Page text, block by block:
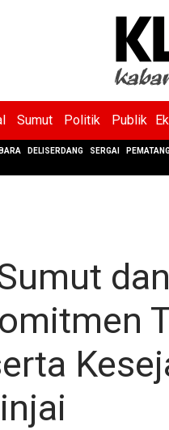
Sumut Politik Publik
DELISERDANG SERGAI